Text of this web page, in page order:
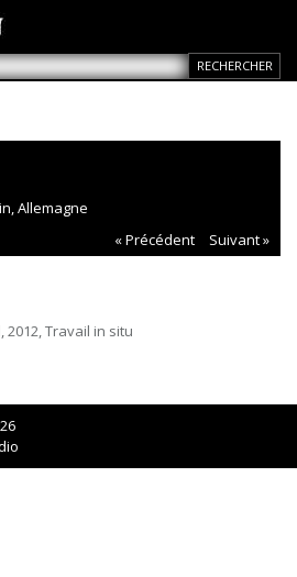
Allemagne
« Précédent
Suivant »
2012, Travail in situ